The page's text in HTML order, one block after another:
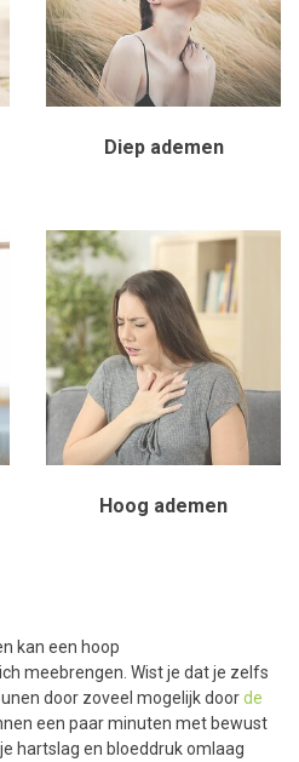
Diep ademen
Hoog ademen
kan een hoop
meebrengen. Wist je dat je zelfs
door zoveel mogelijk doorde
een paar minuten met bewust
hartslag en bloeddruk omlaag